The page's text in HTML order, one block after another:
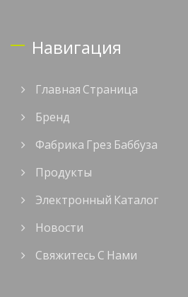
Навигация
Главная Страница
Бренд
Фабрика Грез Баббуза
Продукты
Электронный Каталог
Новости
Свяжитесь С Нами